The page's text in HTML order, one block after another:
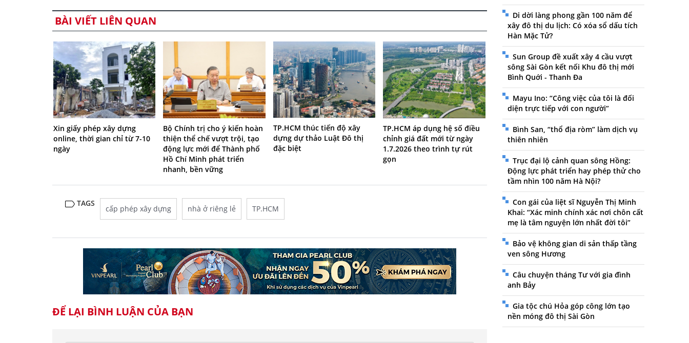
BÀI VIẾT LIÊN QUAN
Xin giấy phép xây dựng
online, thời gian chỉ từ 7-10
ngày
Bộ Chính trị cho ý kiến hoàn
thiện thể chế vượt trội, tạo
động lực mới để Thành phố
Hồ Chí Minh phát triển
nhanh, bền vững
TP.HCM thúc tiến độ xây
dựng dự thảo Luật Đô thị
đặc biệt
TP.HCM áp dụng hệ số điều
chỉnh giá đất mới từ ngày
1.7.2026 theo trình tự rút
gọn
TAGS
cấp phép xây dựng nhà ở riêng lẻ TP.HCM
ĐỂ LẠI BÌNH LUẬN CỦA BẠN
Di dời làng phong gần 100 năm để
xây đô thị du lịch: Có xóa sổ dấu tích
Hàn Mặc Tử?
Sun Group đề xuất xây 4 cầu vượt
sông Sài Gòn kết nối Khu đô thị mới
Bình Quới - Thanh Đa
Mayu Ino: “Công việc của tôi là đối
diện trực tiếp với con người”
Bình San, “thổ địa ròm” làm dịch vụ
thiên nhiên
Trục đại lộ cảnh quan sông Hồng:
Động lực phát triển hay phép thử cho
tầm nhìn 100 năm Hà Nội?
Con gái của liệt sĩ Nguyễn Thị Minh
Khai: “Xác minh chính xác nơi chôn cất
mẹ là tâm nguyện lớn nhất đời tôi”
Bảo vệ không gian di sản thấp tầng
ven sông Hương
Câu chuyện tháng Tư với gia đình
anh Bảy
Gia tộc chú Hỏa góp công lớn tạo
nền móng đô thị Sài Gòn